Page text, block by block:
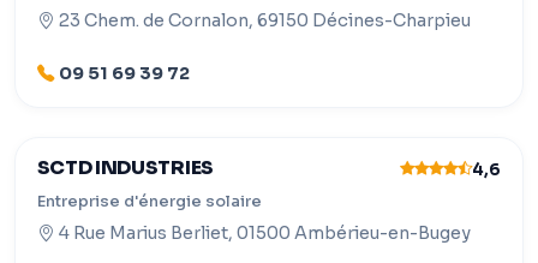
23 Chem. de Cornalon, 69150 Décines-Charpieu
09 51 69 39 72
SCTD INDUSTRIES 4,6
Entreprise d'énergie solaire
4 Rue Marius Berliet, 01500 Ambérieu-en-Bugey